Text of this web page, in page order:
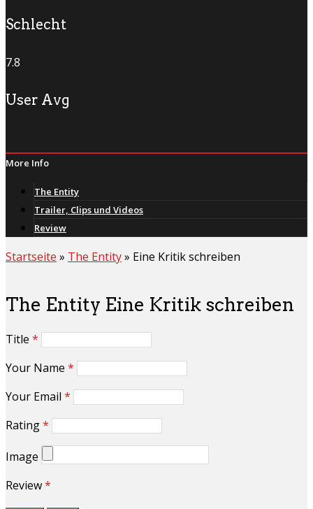
Schlecht
7.8
User Avg
More Info
The Entity
Trailer, Clips und Videos
Review
Startseite » The Entity» Eine Kritik schreiben
The Entity Eine Kritik schreiben
Title *
Your Name *
Your Email *
Rating*
Image
Review*